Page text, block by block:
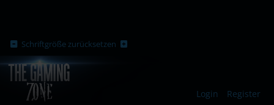
Schriftgröße zurücksetzen
Login Register